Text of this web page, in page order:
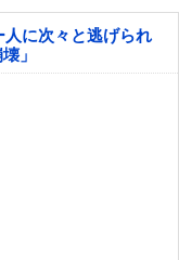
人に次々と逃げられ
」